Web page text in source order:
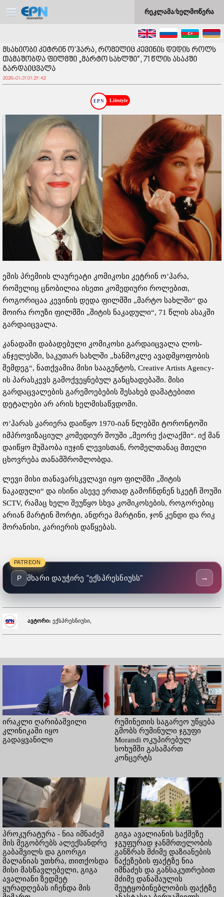
რეკლამა/ხელმოწერა
მსახიობი კეტრინ ო’ჰარა, რომელიც კევინის დედის როლს
თამაშობდა ფილმში „მარტო სახლში“, 71 წლის ასაკში
გარდაიცვალა
2026-01-31 01:27:42
Lifestyle
ემის პრემიის ლაურეატი კომიკოსი კეტრინ ო’ჰარა,
რომელიც ცნობილია ისეთი კომედიური როლებით,
როგორიცაა კევინის დედა ფილმში „მარტო სახლში“ და
მოირა როუზი ფილმში „შიტის ნაკადული“, 71 წლის ასაკში
გარდაიცვალა.
კანადაში დაბადებული კომიკოსი გარდაიცვალა ლოს-
ანჯელესში, საკუთარ სახლში „ხანმოკლე ავადმყოფობის
შემდეგ“, ნათქვამია მისი სააგენტოს, Creative Artists Agency-
ის პარასკევს გამოქვეყნებულ განცხადებაში. მისი
გარდაცვალების გარემოებების შესახებ დამატებითი
დეტალები არ არის ხელმისაწვდომი.
ო’ჰარას კარიერა დაიწყო 1970-იან წლებში ტორონტოში
იმპროვიზაციულ კომედიურ შოუში „მეორე ქალაქში“. იქ მან
დაიწყო მუშაობა იუჯინ ლევისთან, რომელთანაც მთელი
ცხოვრება თანამშრომლობდა.
ლევი მისი თანავარსკვლავი იყო ფილმში „შიტის
ნაკადული“ და ისინი ასევე ერთად გამოჩნდნენ სკეტჩ შოუში
SCTV, რამაც ხელი შეუწყო სხვა კომიკოსების, როგორებიც
არიან მარტინ შორტი, ანდრეა მარტინი, ჯონ კენდი და რიკ
მორანისი, კარიერის დაწყებას.
PATREON
P მხარი დაუჭირე "ექსპრესნიუსს" →
ავტორი: ექსპრესნიუსი,
ირაკლი ღარიბაშვილი
კლინიკაში იყო
გადაყვანილი
რუმინეთის საგარეო უწყება
გმობს რუმინული ჯგუფი
Morandi ოკუპირებულ
სოხუმში გასამართ
კონცერტს
პროკურატურა - ნია იმნაძემ
მის მეგობრებს ალექსანდრე
გაბაშვილს და გიორგი
მალანიას უთხრა, თითქოსდა
მისი მასწავლებელი, გიგა
ავალიანი ზედმეტ
ყურადღებას იჩენდა მის
გიგა ავალიანის საქმეზე
ჯგუფურად ჯანმრთელობის
განზრახ მძიმე დაზიანების
წაქეზების ფაქტზე ნია
იმნაძეს და განსაკუთრებით
მძიმე დანაშაულის
შეუტყობინებლობის ფაქტზე